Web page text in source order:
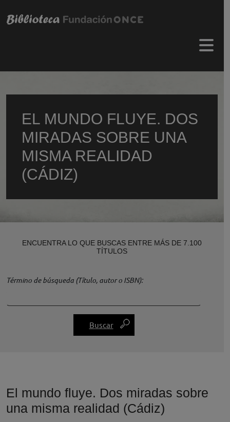
EL MUNDO FLUYE. DOS
MIRADAS SOBRE UNA
MISMA REALIDAD
(CÁDIZ)
ENCUENTRA LO QUE BUSCAS ENTRE MÁS DE 7.100
TÍTULOS
Término de búsqueda (Título, autor o ISBN)
El mundo fluye. Dos miradas sobre
una misma realidad (Cádiz)